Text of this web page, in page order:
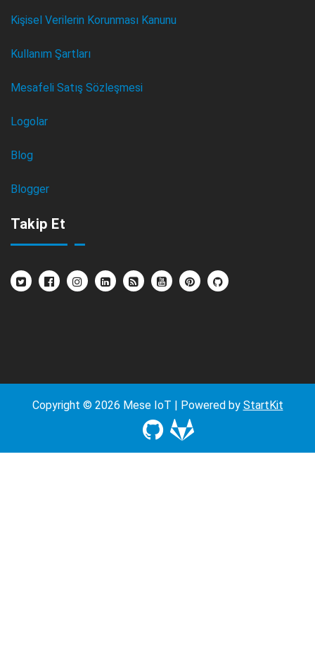
Kişisel Verilerin Korunması Kanunu
Kullanım Şartları
Mesafeli Satış Sözleşmesi
Logolar
Blog
Blogger
Takip Et
Copyright © 2026 Mese IoT | Powered by StartKit